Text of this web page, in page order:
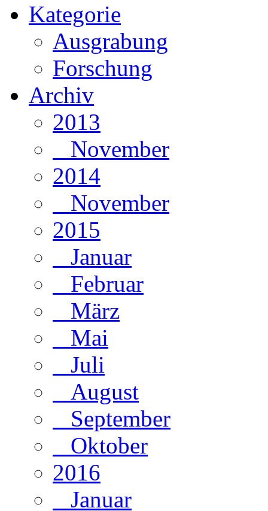
Kategorie
Ausgrabung
Forschung
Archiv
2013
November
2014
November
2015
Januar
Februar
März
Mai
Juli
August
September
Oktober
2016
Januar